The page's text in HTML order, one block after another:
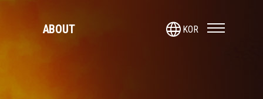
ABOUT language KOR